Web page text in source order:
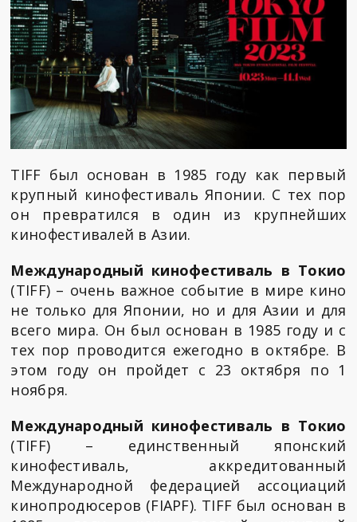
TIFF был основан в 1985 году как первый
крупный кинофестиваль Японии. С тех пор
он превратился в один из крупнейших
кинофестивалей в Азии.
Международный кинофестиваль в Токио
(TIFF) – очень важное событие в мире кино
не только для Японии, но и для Азии и для
всего мира. Он был основан в 1985 году и с
тех пор проводится ежегодно в октябре. В
этом году он пройдет с 23 октября по 1
ноября.
Международный кинофестиваль в Токио
(TIFF) – единственный японский
кинофестиваль, аккредитованный
Международной федерацией ассоциаций
кинопродюсеров (FIAPF). TIFF был основан в